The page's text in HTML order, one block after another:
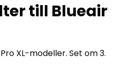
till Blueair
XL-modeller. Set om 3.